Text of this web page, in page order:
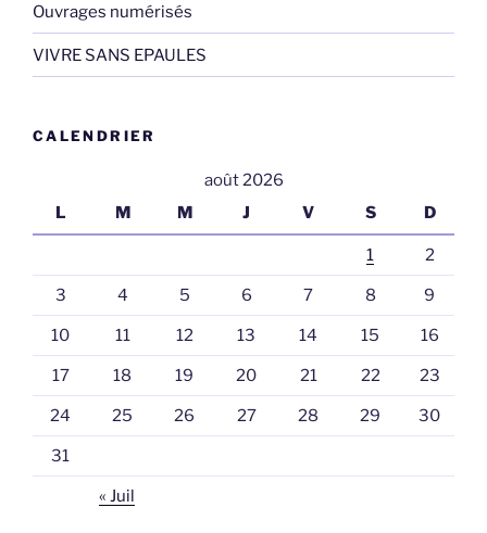
Ouvrages numérisés
VIVRE SANS EPAULES
CALENDRIER
août 2026
L
M M J V S D
1 2
3 4 5 6 7 8 9
10 11 12 13 14 15 16
17 18 19 20 21 22 23
24 25 26 27 28 29 30
31
« Juil